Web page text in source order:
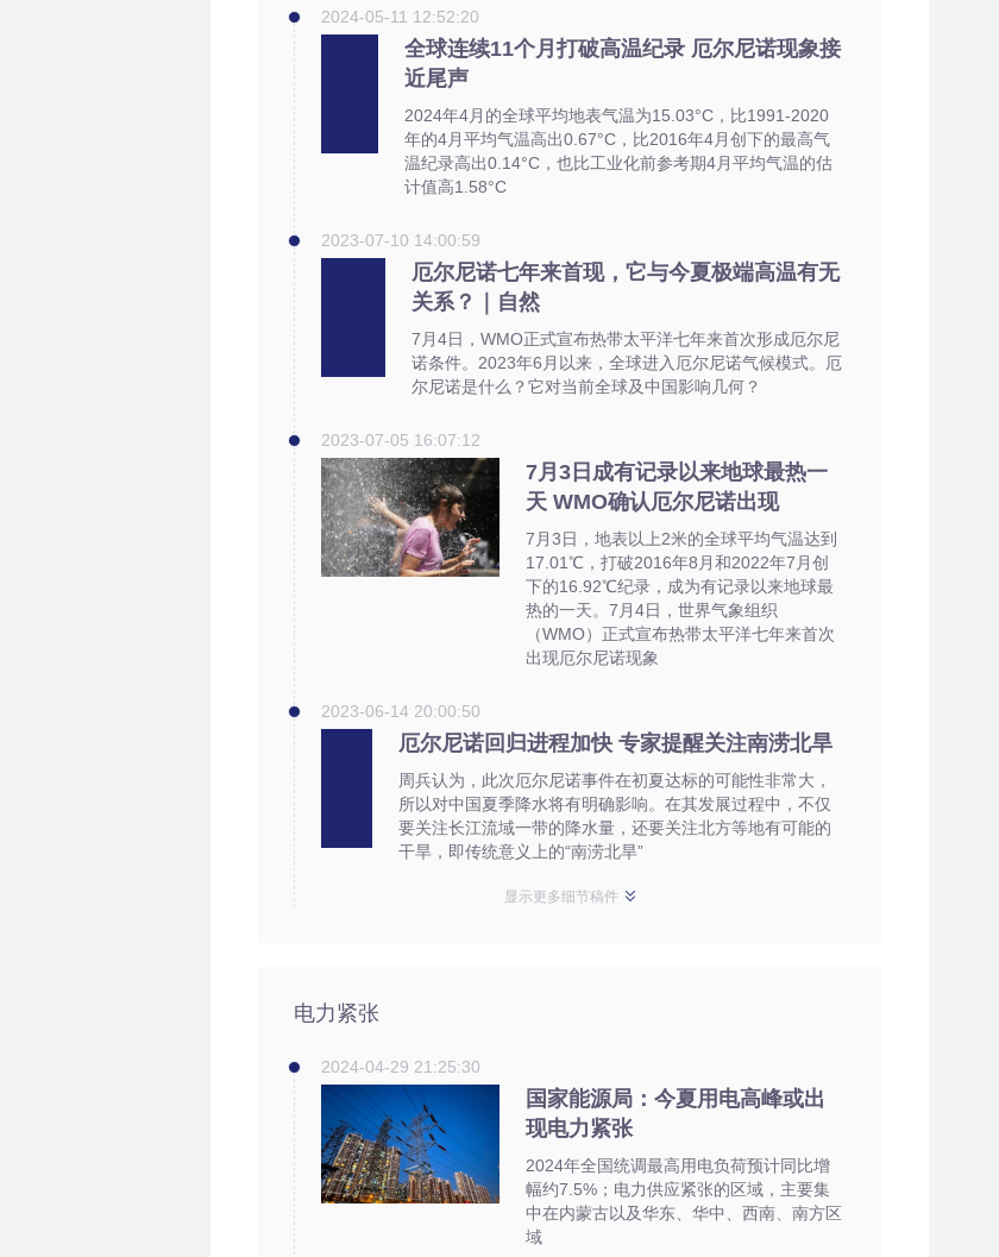
2024-05-11 12:52:20
全球连续11个月打破高温纪录 厄尔尼诺现象接
近尾声
2024年4月的全球平均地表气温为15.03°C，比1991-2020
年的4月平均气温高出0.67°C，比2016年4月创下的最高气
温纪录高出0.14°C，也比工业化前参考期4月平均气温的估
计值高1.58°C
2023-07-10 14:00:59
厄尔尼诺七年来首现，它与今夏极端高温有无
关系？｜自然
7月4日，WMO正式宣布热带太平洋七年来首次形成厄尔尼
诺条件。2023年6月以来，全球进入厄尔尼诺气候模式。厄
尔尼诺是什么？它对当前全球及中国影响几何？
2023-07-05 16:07:12
7月3日成有记录以来地球最热一
天 WMO确认厄尔尼诺出现
7月3日，地表以上2米的全球平均气温达到
17.01℃，打破2016年8月和2022年7月创
下的16.92℃纪录，成为有记录以来地球最
热的一天。7月4日，世界气象组织
（WMO）正式宣布热带太平洋七年来首次
出现厄尔尼诺现象
2023-06-14 20:00:50
厄尔尼诺回归进程加快 专家提醒关注南涝北旱
周兵认为，此次厄尔尼诺事件在初夏达标的可能性非常大，
所以对中国夏季降水将有明确影响。在其发展过程中，不仅
要关注长江流域一带的降水量，还要关注北方等地有可能的
干旱，即传统意义上的“南涝北旱”
显示更多细节稿件
电力紧张
2024-04-29 21:25:30
国家能源局：今夏用电高峰或出
现电力紧张
2024年全国统调最高用电负荷预计同比增
幅约7.5%；电力供应紧张的区域，主要集
中在内蒙古以及华东、华中、西南、南方区
域